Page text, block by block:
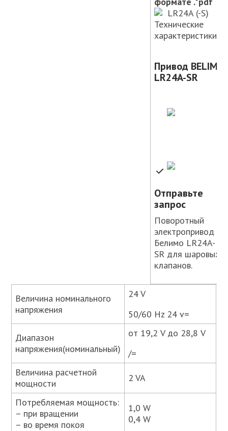
LR24A (-S)
Технические
характеристики
Привод BELIMO
LR24A-SR
Отправьте
запрос
Поворотный
электропривод
Белимо LR24A-
SR для шаровых
клапанов.
Величина номинального
напряжения
24 V
50/60 Hz 24 v=
Диапазон
напряжения(номинальный)
от 19,2 V до 28,8 V
/=
Величина расчетной
мощности
2 VA
Потребляемая мощность:
– при вращении
– во время покоя
1,0 W
0,4 W